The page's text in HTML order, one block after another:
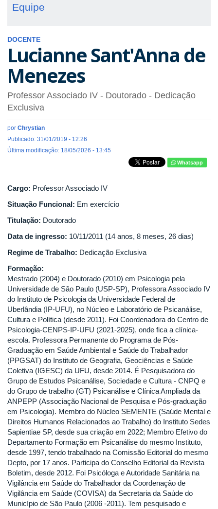
Equipe
DOCENTE
Lucianne Sant'Anna de
Menezes
Professor Associado IV - Doutorado - Dedicação
Exclusiva
por Chrystian
Publicado: 31/01/2019 - 12:26
Última modificação: 18/05/2026 - 13:45
Whatsapp
Cargo: Professor Associado IV
Situação Funcional: Em exercício
Titulação: Doutorado
Data de ingresso: 10/11/2011 (14 anos, 8 meses, 26 dias)
Regime de Trabalho: Dedicação Exclusiva
Formação:
Mestrado (2004) e Doutorado (2010) em Psicologia pela
Universidade de São Paulo (USP-SP), Professora Associado IV
do Instituto de Psicologia da Universidade Federal de
Uberlândia (IP-UFU), no Núcleo e Laboratório de Psicanálise,
Cultura e Política (desde 2011). Foi Coordenadora do Centro de
Psicologia-CENPS-IP-UFU (2021-2025), onde fica a clínica-
escola. Professora Permanente do Programa de Pós-
Graduação em Saúde Ambiental e Saúde do Trabalhador
(PPGSAT) do Instituto de Geografia, Geociências e Saúde
Coletiva (IGESC) da UFU, desde 2014. É Pesquisadora do
Grupo de Estudos Psicanálise, Sociedade e Cultura - CNPQ e
do Grupo de trabalho (GT) Psicanálise e Clínica Ampliada da
ANPEPP (Associação Nacional de Pesquisa e Pós-graduação
em Psicologia). Membro do Núcleo SEMENTE (Saúde Mental e
Direitos Humanos Relacionados ao Trabalho) do Instituto Sedes
Sapientiae SP, desde sua criação em 2022; Membro Efetivo do
Departamento Formação em Psicanálise do mesmo Instituto,
desde 1997, tendo trabalhado na Comissão Editorial do mesmo
Depto, por 17 anos. Participa do Conselho Editorial da Revista
Boletim, desde 2012. Foi Psicóloga e Autoridade Sanitária na
Vigilância em Saúde do Trabalhador da Coordenação de
Vigilância em Saúde (COVISA) da Secretaria da Saúde do
Município de São Paulo (2006 -2011). Tem pesquisado e